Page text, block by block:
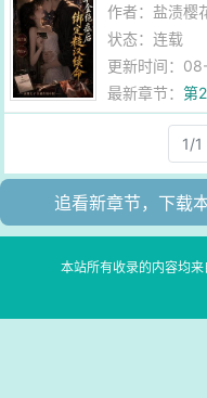
作者： 盐渍樱
状态：连载
更新时间：
最新章节：第
1/1
追看新章节，下载
本站所有收录的内容均来